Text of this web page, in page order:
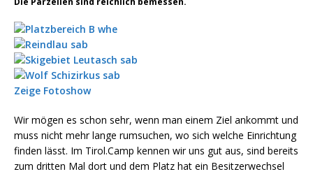
Zeige Fotoshow
Wir mögen es schon sehr, wenn man einem Ziel ankommt und
muss nicht mehr lange rumsuchen, wo sich welche Einrichtung
finden lässt. Im Tirol.Camp kennen wir uns gut aus, sind bereits
zum dritten Mal dort und dem Platz hat ein Besitzerwechsel